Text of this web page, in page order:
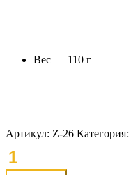
Вес — 110 г
Артикул: Z-26 Категория: